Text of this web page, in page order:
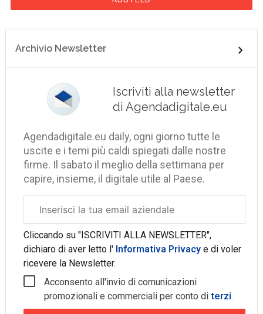
Archivio Newsletter
Iscriviti alla newsletter
di Agendadigitale.eu
Agendadigitale.eu daily, ogni giorno tutte le
uscite e i temi più caldi spiegati dalle nostre
firme. Il sabato il meglio della settimana per
capire, insieme, il digitale utile al Paese.
aziendale
Cliccando su "ISCRIVITI ALLA NEWSLETTER",
dichiaro di aver letto l' Informativa Privacye di voler
ricevere la Newsletter.
Acconsento all'invio di comunicazioni
promozionali e commerciali per conto diterzi.